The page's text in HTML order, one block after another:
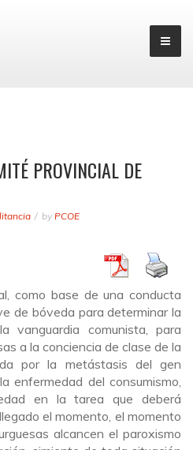
PROVINCIAL DE
by PCOE
como base de una conducta
de bóveda para determinar la
vanguardia comunista, para
a la conciencia de clase de la
por la metástasis del gen
enfermedad del consumismo,
en la tarea que deberá
el momento, el momento
alcancen el paroxismo